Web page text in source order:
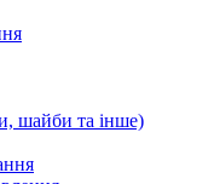
шайби та інше)